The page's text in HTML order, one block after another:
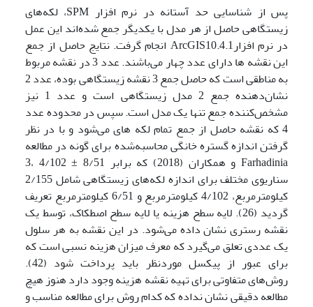
پس از شناسایی حد آستانه در نرم افزار SPM، لکه‌های
زیستگاهی حاصل از هر مدل با یکدیگر جمع شده‌اند این عمل
در نرم افزارArcGIS10.4.1 انجام گرفت. نتایج حاصل از جمع
این نقشه ها دارای عدد چهار می‌باشند. عدد 3 در نقشه مربوط
به مناطقی است که حاصل جمع 3 نقشه زیستگاهی بوده، عدد 2
نشان‌دهنده جمع 2 مدل زیستگاهی است و عدد 1 نیز
مشخص‌کننده جمع تنها یک مدل است. سپس در محدوده عدد
4 که نقشه حاصل از جمع تمام لکه های می‌شود و با در نظر
گرفتن اندازه گستره خانگی محاسبه‌شده برای گونه در مطالعه
Farhadinia و همکاران (2018) که برابر 8/51 ± 4/102 ،3
سناریوی مختلف برای اندازه لکه‌های زیستگاهی شامل 2/155
کیلومترمربع، 4/102 کیلومترمربع و 6/51 کیلومترمربع تعریف
گردید (26). لایه سطح هزینه یا لایه سطح اصطکاک، توسط یک
نقشه رستری نشان داده می‌شود. در این نقشه به هر سلول
یک عددی تعلق می‌گیرد که معرف میزان هزینه نسبی است که
برای عبور از پیکسل موردنظر باید پرداخت شود (42).
روش‌های متفاوتی برای تهیه نقشه هزینه وجود دارد هنوز هیچ
مطالعه دقیقی نشان نداده که کدام روش برای مطالعه مناسب و